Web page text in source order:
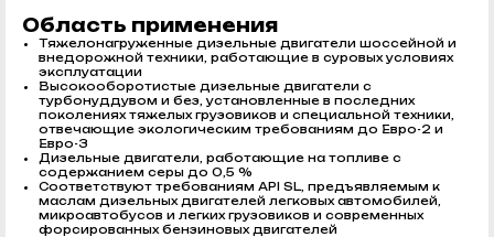
Область применения
Тяжелонагруженные дизельные двигатели шоссейной и
внедорожной техники, работающие в суровых условиях
эксплуатации
Высокооборотистые дизельные двигатели с
турбонуддувом и без, установленные в последних
поколениях тяжелых грузовиков и специальной техники,
отвечающие экологическим требованиям до Евро-2 и
Евро-3
Дизельные двигатели, работающие на топливе с
содержанием серы до 0,5 %
Соответствуют требованиям API SL, предъявляемым к
маслам дизельных двигателей легковых автомобилей,
микроавтобусов и легких грузовиков и современных
форсированных бензиновых двигателей